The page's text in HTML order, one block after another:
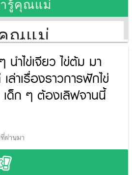
นำไข่เจียว ไข่ต้ม มา
ล่าเรื่องราวการฟักไข่
เด็ก ๆ ต้องเลิฟจานนี้
ผ่านมา